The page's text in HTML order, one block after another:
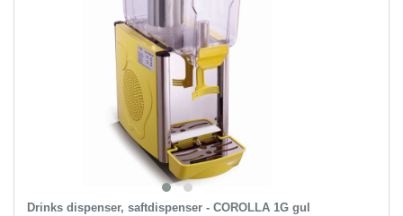
Drinks dispenser, saftdispenser - COROLLA 1G gul